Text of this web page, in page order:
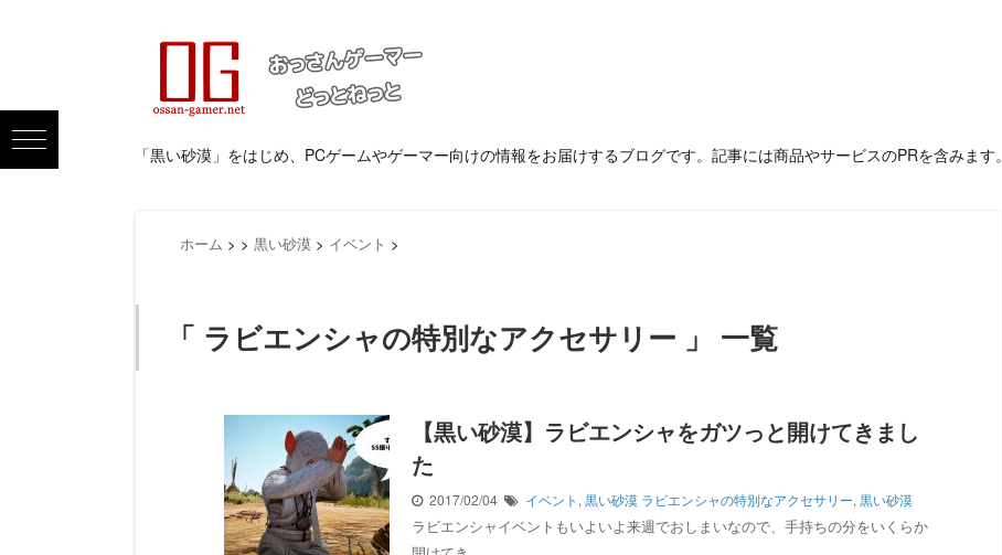
「黒い砂漠」をはじめ、PCゲームやゲーマー向けの情報をお届けするブログです。記事には商品やサービスのPRを含みます。
ホーム > > 黒い砂漠 > イベント >
「 ラビエンシャの特別なアクセサリー 」 一覧
【黒い砂漠】ラビエンシャをガツっと開けてきまし
た
2017/02/04 イベント , 黒い砂漠 ラビエンシャの特別なアクセサリー, 黒い砂漠
ラビエンシャイベントもいよいよ来週でおしまいなので、手持ちの分をいくらか